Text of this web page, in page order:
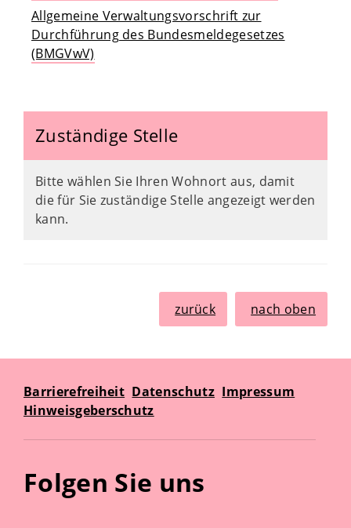
Allgemeine Verwaltungsvorschrift zur
Durchführung des Bundesmeldegesetzes
(BMGVwV)
Zuständige Stelle
Bitte wählen Sie Ihren Wohnort aus, damit
die für Sie zuständige Stelle angezeigt werden
kann.
zurück nach oben
Barrierefreiheit Datenschutz Impressum
Hinweisgeberschutz
Folgen Sie uns